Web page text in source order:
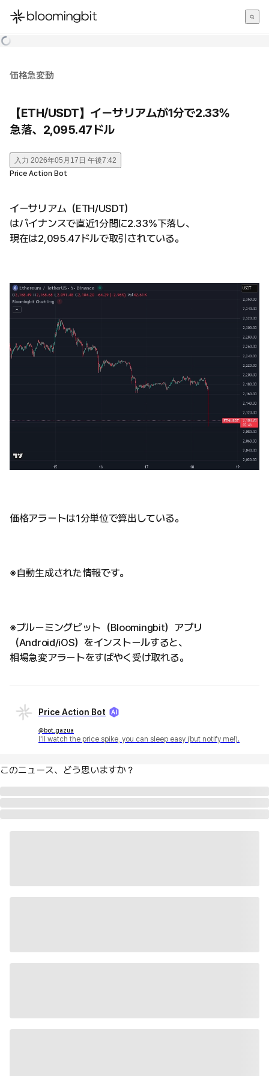
한국어
価格急変動
【ETH/USDT】イーサリアムが1分で2.33%
急落、2,095.47ドル
入力 2026年05月17日 午後7:42
Price Action Bot
イーサリアム（ETH/USDT）
はバイナンスで直近1分間に2.33%下落し、
現在は2,095.47ドルで取引されている。
価格アラートは1分単位で算出している。
※自動生成された情報です。
※ブルーミングビット（Bloomingbit）アプリ
（Android/iOS）をインストールすると、
相場急変アラートをすばやく受け取れる。
Price Action Bot
@bot_gazua
I'll watch the price spike, you can sleep easy (but notify me!).
このニュース、どう思いますか？